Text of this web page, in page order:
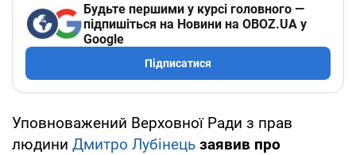
Будьте першими у курсі головного —
підпишіться на Новини на OBOZ.UA у
Google
Підписатися
Уповноважений Верховної Ради з прав
людини Дмитро Лубінець заявив про